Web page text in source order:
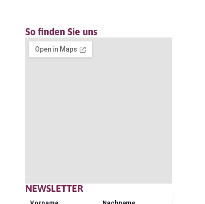
So finden Sie uns
NEWSLETTER